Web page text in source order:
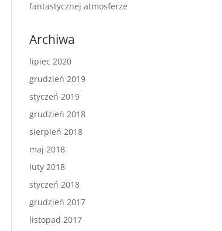
fantastycznej atmosferze
Archiwa
lipiec 2020
grudzień 2019
styczeń 2019
grudzień 2018
sierpień 2018
maj 2018
luty 2018
styczeń 2018
grudzień 2017
listopad 2017